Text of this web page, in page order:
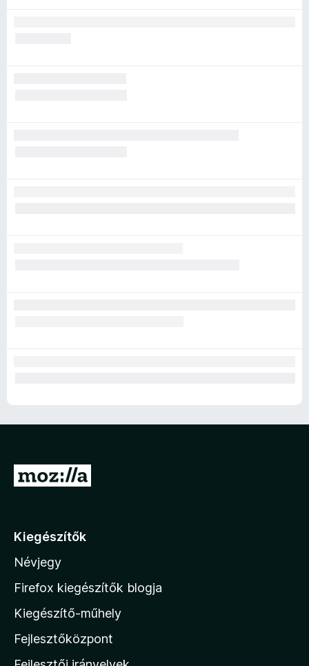
U
á
a
M
z
i
l
Kiegészítők
Névjegy
Firefox kiegészítők blogja
Kiegészítő-műhely
Fejlesztőközpont